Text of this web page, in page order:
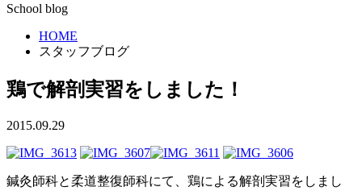
School blog
HOME
スタッフブログ
鶏で解剖実習をしました！
2015.09.29
鍼灸師科と柔道整復師科にて、鶏による解剖実習をしまし